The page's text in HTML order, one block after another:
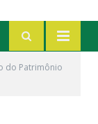
do Patrimônio